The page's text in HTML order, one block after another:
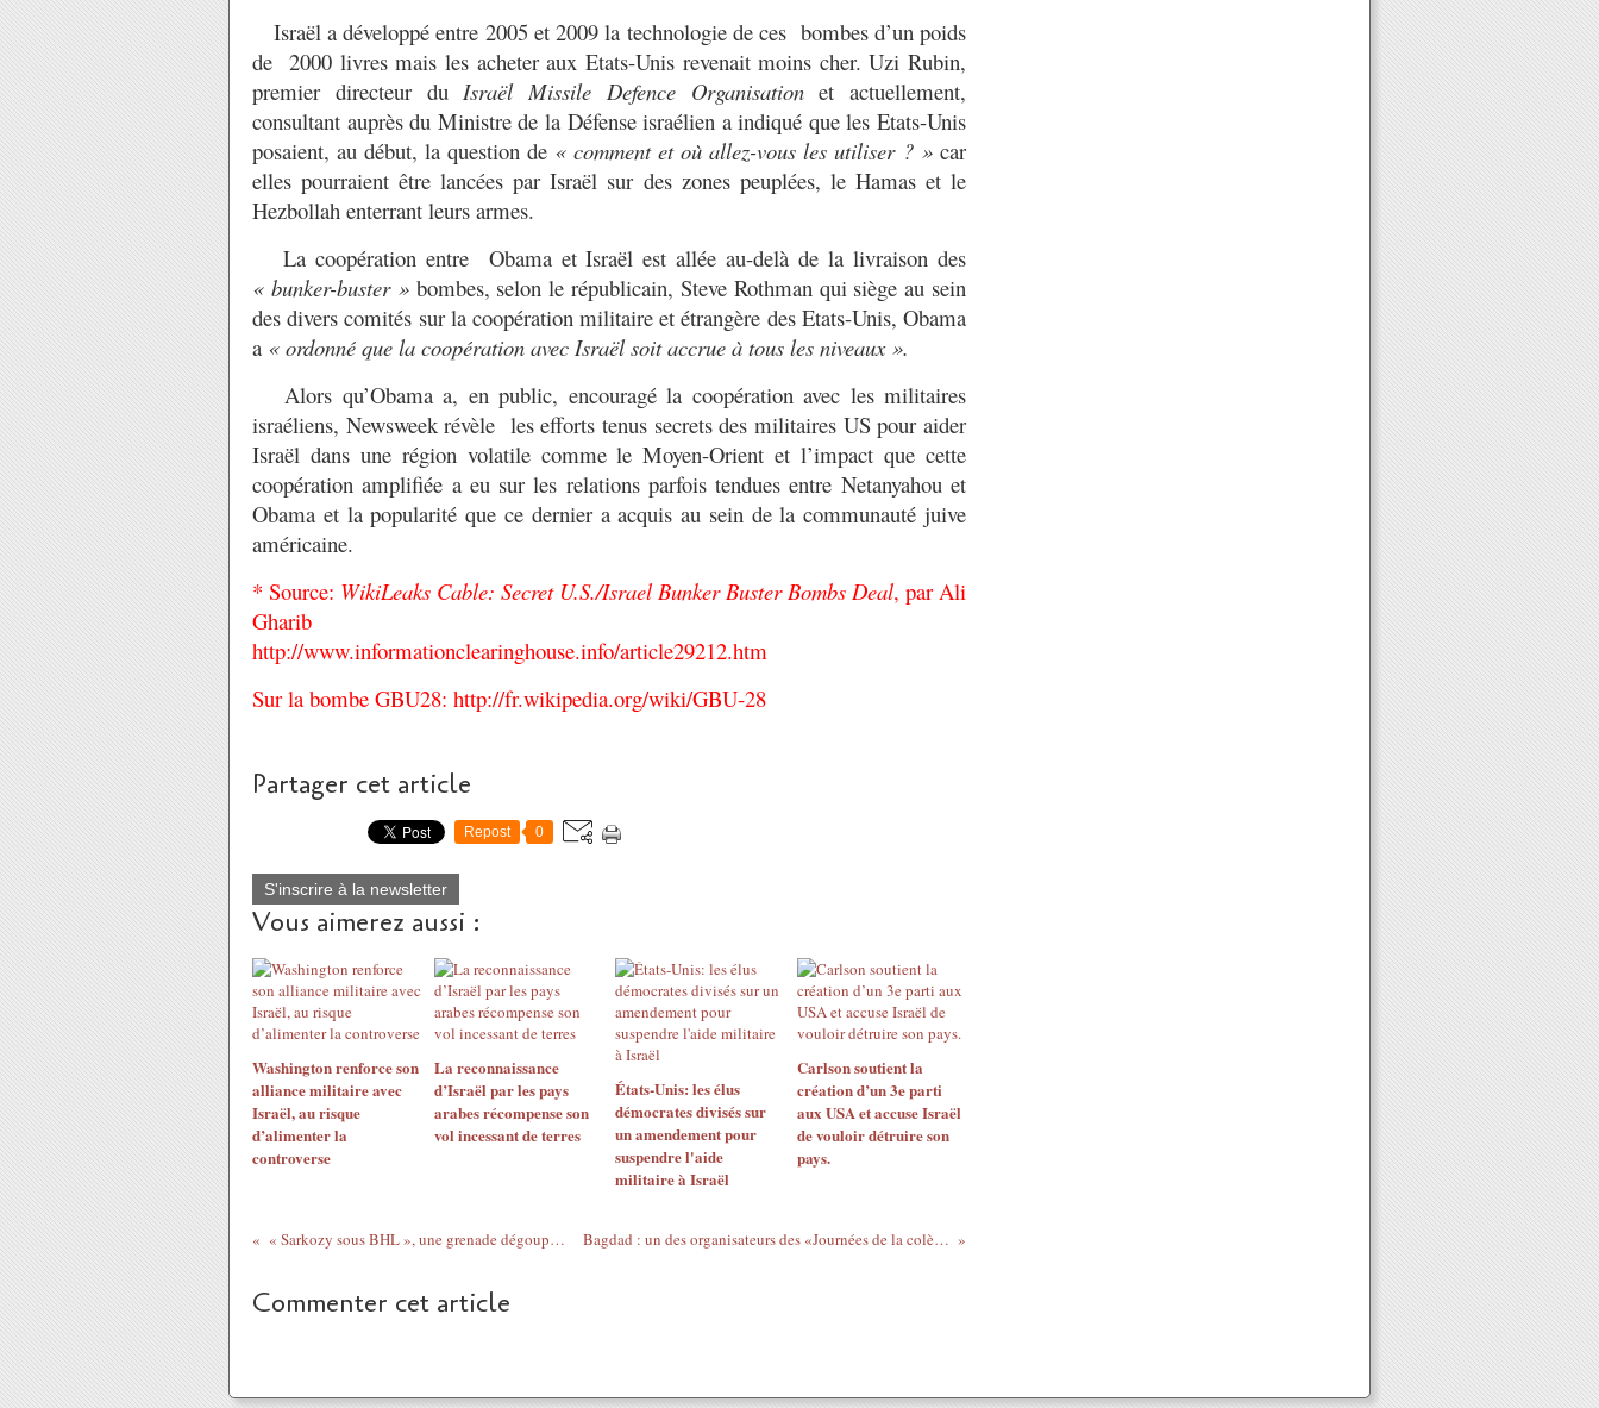
Israël a développé entre 2005 et 2009 la technologie de ces bombes d’un poids
de 2000 livres mais les acheter aux Etats-Unis revenait moins cher. Uzi Rubin,
premier directeur duIsraël Missile Defence Organisationet actuellement,
consultant auprès du Ministre de la Défense israélien a indiqué que les Etats-Unis
posaient, au début, la question de « comment et où allez-vous les utiliser ? » car
elles pourraient être lancées par Israël sur des zones peuplées, le Hamas et le
Hezbollah enterrant leurs armes.
La coopération entre Obama et Israël est allée au-delà de la livraison des
« bunker-buster »bombes, selon le républicain, Steve Rothman qui siège au sein
des divers comités sur la coopération militaire et étrangère des Etats-Unis, Obama
a « ordonné que la coopération avec Israël soit accrue à tous les niveaux ».
Alors qu’Obama a, en public, encouragé la coopération avec les militaires
israéliens, Newsweek révèle les efforts tenus secrets des militaires US pour aider
Israël dans une région volatile comme le Moyen-Orient et l’impact que cette
coopération amplifiée a eu sur les relations parfois tendues entre Netanyahou et
Obama et la popularité que ce dernier a acquis au sein de la communauté juive
américaine.
* Source: WikiLeaks Cable: Secret U.S./Israel Bunker Buster Bombs Deal, par Ali
Gharib
http://www.informationclearinghouse.info/article29212.htm
Sur la bombe GBU28: http://fr.wikipedia.org/wiki/GBU-28
Partager cet article
Repost 0
S'inscrire à la newsletter
Vous aimerez aussi :
Washington renforce son
alliance militaire avec
Israël, au risque
d’alimenter la
controverse
La reconnaissance
d’Israël par les pays
arabes récompense son
vol incessant de terres
États-Unis: les élus
démocrates divisés sur
un amendement pour
suspendre l'aide
militaire à Israël
Carlson soutient la
création d’un 3e parti
aux USA et accuse Israël
de vouloir détruire son
pays.
« Sarkozy sous BHL », une grenade dégoupillée dans la cour de l’Elysée Bagdad : un des organisateurs des «Journées de la colère» assassiné par le régime Maliki
Commenter cet article